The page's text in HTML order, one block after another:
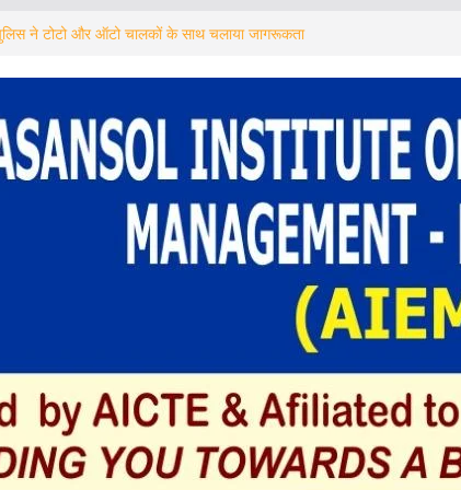
ने टोटो और ऑटो चालकों के साथ चलाया जागरूकता
রক্ষায় ছাতা বিলি দুর্গাপুরের বিজেপির মহিলা মোর্চার
আহত বৃদ্ধ, রাস্তা অবরোধ, বিক্ষোভ এলাকার বাসিন্দাদের
में 50 सदस्यों का सामूहिक इस्तीफा
৫০ সদস্যের গণইস্তফা